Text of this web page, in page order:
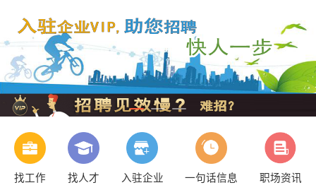
找工作 找人才 入驻企业 一句话信息
职场资讯